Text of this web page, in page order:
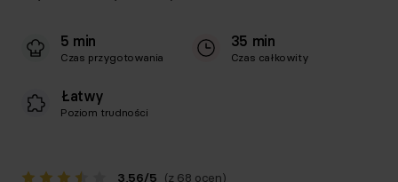
5 min
Czas przygotowania
35 min
Czas całkowity
Łatwy
Poziom trudności
3,56/5 (z 68 ocen)